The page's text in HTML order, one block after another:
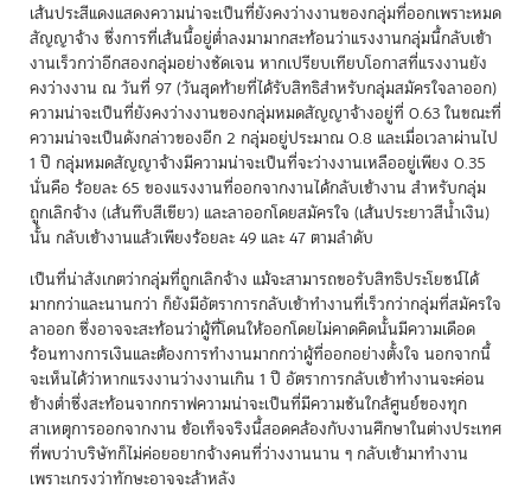
เส้นประสีแดงแสดงความน่าจะเป็นที่ยังคงว่างงานของกลุ่มที่ออกเพราะหมด
สัญญาจ้าง ซึ่งการที่เส้นนี้อยู่ต่ำลงมามากสะท้อนว่าแรงงานกลุ่มนี้กลับเข้า
งานเร็วกว่าอีกสองกลุ่มอย่างชัดเจน หากเปรียบเทียบโอกาสที่แรงงานยัง
คงว่างงาน ณ วันที่ 97 (วันสุดท้ายที่ได้รับสิทธิสำหรับกลุ่มสมัครใจลาออก)
ความน่าจะเป็นที่ยังคงว่างงานของกลุ่มหมดสัญญาจ้างอยู่ที่ 0.63 ในขณะที่
ความน่าจะเป็นดังกล่าวของอีก 2 กลุ่มอยู่ประมาณ 0.8 และเมื่อเวลาผ่านไป
1 ปี กลุ่มหมดสัญญาจ้างมีความน่าจะเป็นที่จะว่างงานเหลืออยู่เพียง 0.35
นั่นคือ ร้อยละ 65 ของแรงงานที่ออกจากงานได้กลับเข้างาน สำหรับกลุ่ม
ถูกเลิกจ้าง (เส้นทึบสีเขียว) และลาออกโดยสมัครใจ (เส้นประยาวสีน้ำเงิน)
นั้น กลับเข้างานแล้วเพียงร้อยละ 49 และ 47 ตามลำดับ
เป็นที่น่าสังเกตว่ากลุ่มที่ถูกเลิกจ้าง แม้จะสามารถขอรับสิทธิประโยชน์ได้
มากกว่าและนานกว่า ก็ยังมีอัตราการกลับเข้าทำงานที่เร็วกว่ากลุ่มที่สมัครใจ
ลาออก ซึ่งอาจจะสะท้อนว่าผู้ที่โดนให้ออกโดยไม่คาดคิดนั้นมีความเดือด
ร้อนทางการเงินและต้องการทำงานมากกว่าผู้ที่ออกอย่างตั้งใจ นอกจากนี้
จะเห็นได้ว่าหากแรงงานว่างงานเกิน 1 ปี อัตราการกลับเข้าทำงานจะค่อน
ข้างต่ำซึ่งสะท้อนจากกราฟความน่าจะเป็นที่มีความชันใกล้ศูนย์ของทุก
สาเหตุการออกจากงาน ข้อเท็จจริงนี้สอดคล้องกับงานศึกษาในต่างประเทศ
ที่พบว่าบริษัทก็ไม่ค่อยอยากจ้างคนที่ว่างงานนาน ๆ กลับเข้ามาทำงาน
เพราะเกรงว่าทักษะอาจจะล้าหลัง